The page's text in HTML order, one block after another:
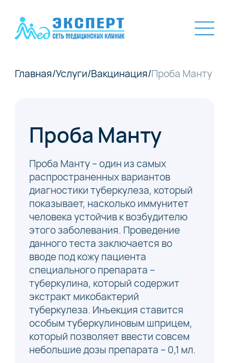
Главная/Услуги/Вакцинация/Проба Манту
Проба Манту
Проба Манту – один из самых
распространенных вариантов
диагностики туберкулеза, который
показывает, насколько иммунитет
человека устойчив к возбудителю
этого заболевания. Проведение
данного теста заключается во
вводе под кожу пациента
специального препарата –
туберкулина, который содержит
экстракт микобактерий
туберкулеза. Инъекция ставится
особым туберкулиновым шприцем,
который позволяет ввести совсем
небольшие дозы препарата – 0,1 мл.